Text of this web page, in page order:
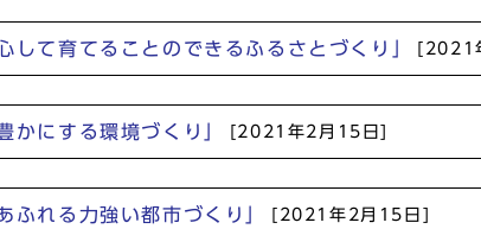
て育てることのできるふるさとづくり」 [2021
にする環境づくり」 [2021年2月15日]
れる力強い都市づくり」 [2021年2月15日]